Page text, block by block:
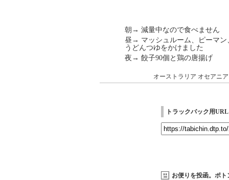
朝→ 減量中なので食べません
昼→ マッシュルーム、ピーマン
うどんつゆをかけました
夜→ 餃子90個と鶏の唐揚げ
オーストラリア オセアニア
トラックバック用URL
お便りを投函。ポト